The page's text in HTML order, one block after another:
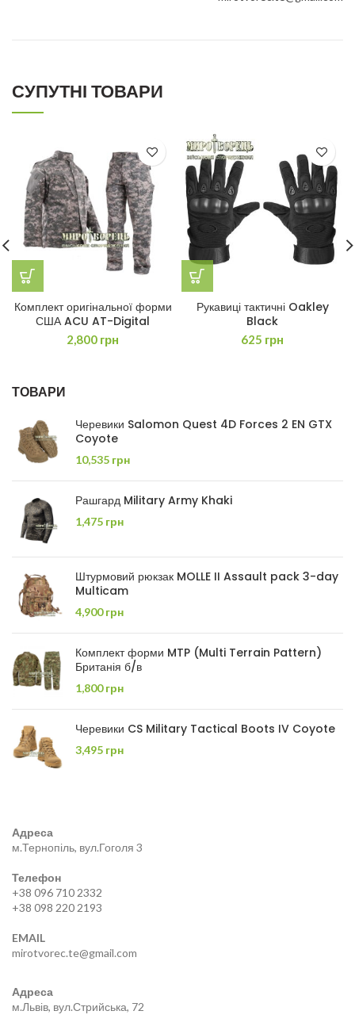
СУПУТНІ ТОВАРИ
Комплект оригінальної форми
США ACU AT-Digital
2,800 грн
Рукавиці тактичні Oakley
Black
625 грн
ТОВАРИ
Черевики Salomon Quest 4D Forces 2 EN GTX
Coyote
10,535 грн
Рашгард Military Army Khaki
1,475 грн
Штурмовий рюкзак MOLLE II Assault pack 3-day
Multicam
4,900грн
Комплект форми MTP (Multi Terrain Pattern)
Британія б/в
1,800грн
Черевики CS Military Tactical Boots IV Coyote
3,495 грн
Адреса
м.Тернопіль, вул.Гоголя 3
Телефон
+38 096 710 2332
+38 098 220 2193
EMAIL
mirotvorec.te@gmail.com
Адреса
м.Львів, вул.Стрийська, 72